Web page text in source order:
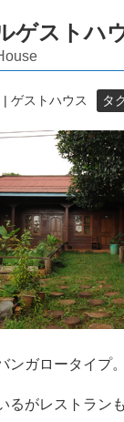
ゲストハ
| ゲストハウス タ
ンガロータイプ。
るがレストランも